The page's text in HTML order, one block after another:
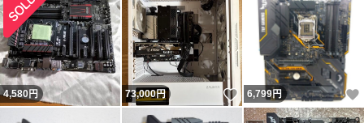
■当方より領収書は発行しておりませんので予め、ご了承
願います
【落札後の流れ】
4,580円 73,000円 いいね！
6,799円